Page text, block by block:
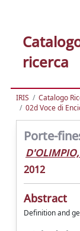
ricerca
IRIS Catalogo
02d Voce di
Porte-
2012
Abstract
Definition and